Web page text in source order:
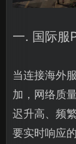
一. 国际服
当连接海外
加，网络质
迟升高、频
要实时响应